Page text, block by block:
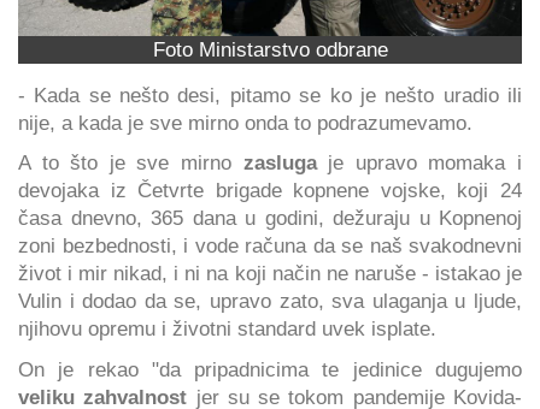
Foto Ministarstvo odbrane
- Kada se nešto desi, pitamo se ko je nešto uradio ili
nije, a kada je sve mirno onda to podrazumevamo.
A to što je sve mirno zaslugaje upravo momaka i
devojaka iz Četvrte brigade kopnene vojske, koji 24
časa dnevno, 365 dana u godini, dežuraju u Kopnenoj
zoni bezbednosti, i vode računa da se naš svakodnevni
život i mir nikad, i ni na koji način ne naruše - istakao je
Vulin i dodao da se, upravo zato, sva ulaganja u ljude,
njihovu opremu i životni standard uvek isplate.
On je rekao "da pripadnicima te jedinice dugujemo
veliku zahvalnost jer su se tokom pandemije Kovida-